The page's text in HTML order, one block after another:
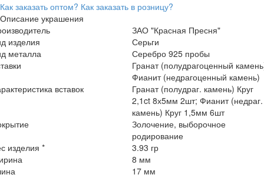
Как заказать оптом? Как заказать в розницу?
Описание украшения
ЗАО "Красная Пресня"
изделия
Серьги
металла
Серебро 925 пробы
Гранат (полудрагоценный
Фианит (недрагоценный камень)
вставок
Гранат (полудраг. камень) Круг
2,1ct 8х5мм 2шт; Фианит (недраг.
камень) Круг 1,5мм 6шт
Золочение, выборочное
родирование
изделия *
3.93 гр
8 мм
17 мм